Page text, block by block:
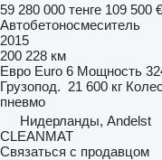
59 280 000 тенге 109 500 €
Автобетоносмеситель
2015
200 228 км
Евро Euro 6 Мощность
Грузопод. 21 600 кг
пневмо
Нидерланды, Andelst
CLEANMAT
Связаться с продавцом